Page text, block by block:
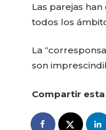
Las parejas
todos los
La
son
Compartir